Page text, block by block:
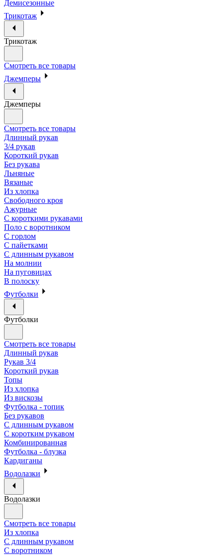
Демисезонные
Трикотаж
Трикотаж
Смотреть все товары
Джемперы
Джемперы
Смотреть все товары
Длинный рукав
3/4 рукав
Короткий рукав
Без рукава
Льняные
Вязаные
Из хлопка
Свободного кроя
Ажурные
С короткими рукавами
Поло с воротником
С горлом
С пайетками
С длинным рукавом
На молнии
На пуговицах
В полоску
Футболки
Футболки
Смотреть все товары
Длинный рукав
Рукав 3/4
Короткий рукав
Топы
Из хлопка
Из вискозы
Футболка - топик
Без рукавов
С длинным рукавом
С коротким рукавом
Комбинированная
Футболка - блузка
Кардиганы
Водолазки
Водолазки
Смотреть все товары
Из хлопка
С длинным рукавом
С воротником